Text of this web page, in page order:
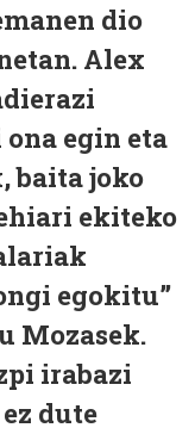
dio
Alex
egin eta
baita joko
ekiteko
egokitu”
Mozasek.
irabazi
dute